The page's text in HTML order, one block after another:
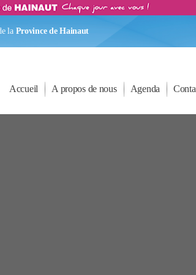
la Province de Hainaut
Accueil A propos de nous Agenda